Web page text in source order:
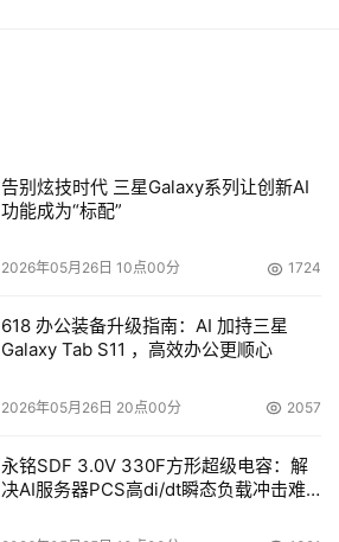
告别炫技时代 三星Galaxy系列让创新AI
功能成为“标配”
2026年05月26日 10点00分 1724
618 办公装备升级指南：AI 加持三星
Galaxy Tab S11 ，高效办公更顺心
2026年05月26日 20点00分 2057
永铭SDF 3.0V 330F方形超级电容：解
决AI服务器PCS高di/dt瞬态负载冲击难